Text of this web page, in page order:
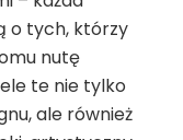
o tych, którzy
nutę
te nie tylko
ale również